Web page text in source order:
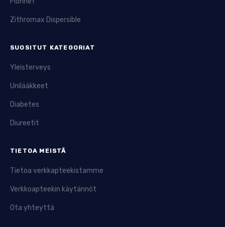
Zithromax Dispersible
SUOSITUT KATEGORIAT
Yleisterveys
Unilääkkeet
Diabetes
Diureetit
TIETOA MEISTÄ
Tietoa verkkapteekistamme
Verkkoapteekin käytännöt
Ota yhteyttä